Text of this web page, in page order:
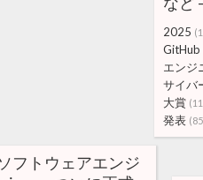
2025
GitHub
エンジ
サイバ
大賞
発表
フトウェアエンジ